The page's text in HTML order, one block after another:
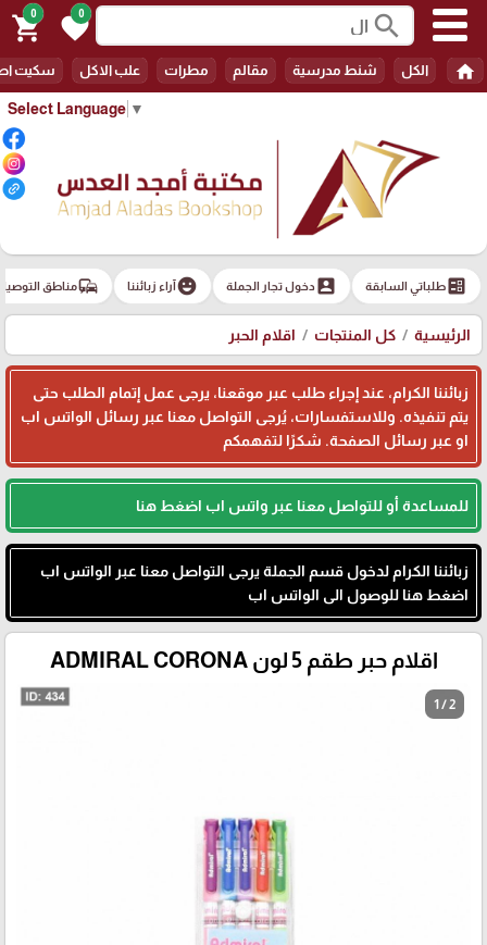
Select Language ▼
search
0
favorite
0
shopping_cart
home الكل شنط مدرسية مقالم مطرات علب الاكل سكيت
ballotطلباتي السابقة account_boxدخول تجار الجملة emoji_emotionsآراء زبائننا commuteمناطق
الرئيسية كل المنتجات اقلام الحبر
زبائننا الكرام، عند إجراء طلب عبر موقعنا، يرجى عمل إتمام الطلب حتى
يتم تنفيذه. وللاستفسارات، يُرجى التواصل معنا عبر رسائل الواتس اب
او عبر رسائل الصفحة. شكرًا لتفهمكم
للمساعدة أو للتواصل معنا عبر واتس اب اضغط هنا
زبائننا الكرام لدخول قسم الجملة يرجى التواصل معنا عبر الواتس اب
اضغط هنا للوصول الى الواتس اب
اقلام حبر طقم 5 لون ADMIRAL CORONA
1 / 2